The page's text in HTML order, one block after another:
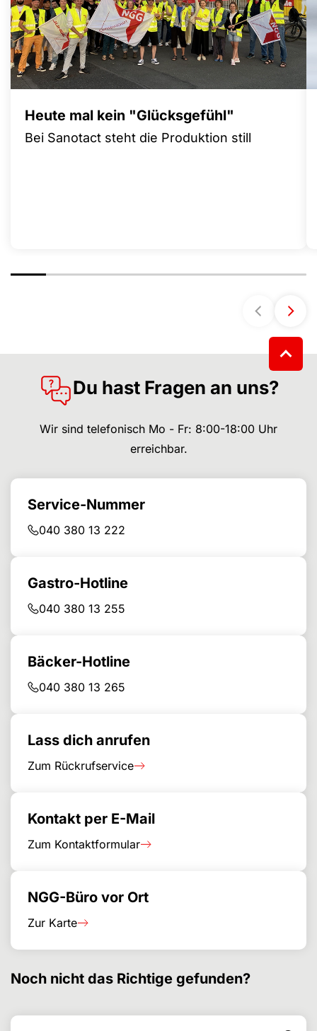
Heute mal kein "Glücksgefühl"
Bei Sanotact steht die Produktion still
Du hast Fragen an uns?
Wir sind telefonisch Mo - Fr: 8:00-18:00 Uhr
erreichbar.
Service-Nummer
040 380 13 222
Gastro-Hotline
040 380 13 255
Bäcker-Hotline
040 380 13 265
Lass dich anrufen
Zum Rückrufservice
Kontakt per E-Mail
Zum Kontaktformular
NGG-Büro vor Ort
Zur Karte
Noch nicht das Richtige gefunden?
Suchen nach